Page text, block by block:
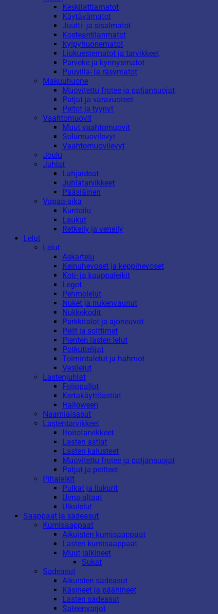
Keskilattiamatot
Käytävämatot
Juutti- ja sisalmatot
Kosteantilanmatot
Kylpyhuonematot
Liukuestematot ja tarvikkeet
Parveke ja kynnysmatot
Puuvilla- ja räsymatot
Makuuhuone
Muovitettu frotee ja patjansuojat
Patjat ja varavuoteet
Peitot ja tyynyt
Vaahtomuovit
Muut vaahtomuovit
Solumuovilevyt
Vaahtomuovilevyt
Joulu
Juhlat
Lahjaideat
Juhlatarvikkeet
Pääsiäinen
Vapaa-aika
Kuntoilu
Laukut
Retkeily ja veneily
Lelut
Lelut
Askartelu
Keinuhevoset ja keppihevoset
Koti- ja kauppaleikit
Legot
Pehmolelut
Nuket ja nukenvaunut
Nukkekodit
Parkkitalot ja ajoneuvot
Pelit ja soittimet
Pienten lasten lelut
Potkuttelijat
Toimintalelut ja hahmot
Vesilelut
Lastenjuhlat
Foliopallot
Kertakäyttöastiat
Halloween
Naamiaisasut
Lastentarvikkeet
Hoitotarvikkeet
Lasten astiat
Lasten kalusteet
Muovitettu frotee ja patjansuojat
Patjat ja peitteet
Pihaleikit
Pulkat ja liukurit
Uima-altaat
Ulkolelut
Saappaat ja sadeasut
Kumisaappaat
Aikuisten kumisaappaat
Lasten kumisaappaat
Muut jalkineet
Sukat
Sadeasut
Aikuisten sadeasut
Käsineet ja päähineet
Lasten sadeasut
Sateenvarjot